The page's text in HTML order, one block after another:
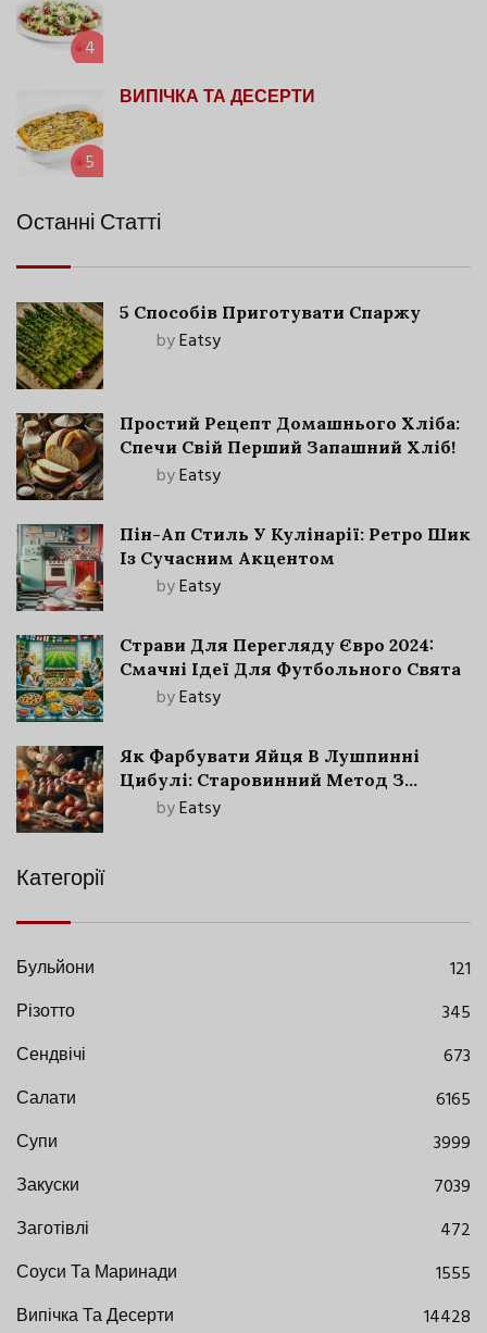
4
5
ВИПІЧКА ТА ДЕСЕРТИ
Останні Статті
5 Способів Приготувати Спаржу
byEatsy
Простий Рецепт Домашнього Хліба:
Спечи Свій Перший Запашний Хліб!
byEatsy
Пін-Ап Стиль У Кулінарії: Ретро Шик
Із Сучасним Акцентом
byEatsy
Страви Для Перегляду Євро 2024:
Смачні Ідеї Для Футбольного Свята
byEatsy
Як Фарбувати Яйця В Лушпинні
Цибулі: Старовинний Метод З
Сучасними Нюансами
byEatsy
Категорії
Бульйони
121
Різотто
345
Сендвічі
673
Салати
6165
Супи
3999
Закуски
7039
Заготівлі
472
Соуси Та Маринади
1555
Випічка Та Десерти
14428